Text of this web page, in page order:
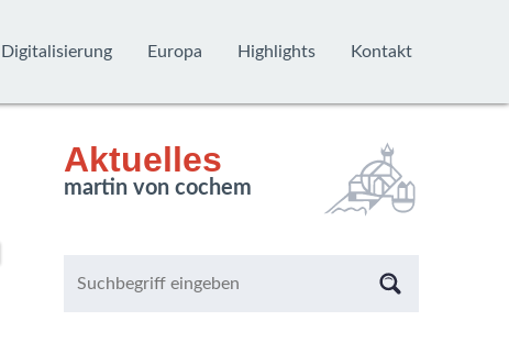
Digitalisierung Europa Highlights Kontakt
Aktuelles
martin von cochem